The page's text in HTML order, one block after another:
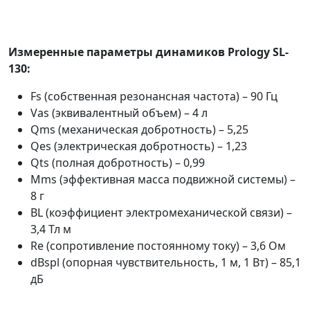
Измеренные параметры динамиков Prology SL-
130:
Fs (собственная резонансная частота) – 90 Гц
Vas (эквивалентный объем) – 4 л
Qms (механическая добротность) – 5,25
Qes (электрическая добротность) – 1,23
Qts (полная добротность) – 0,99
Mms (эффективная масса подвижной системы) –
8 г
BL (коэффициент электромеханической связи) –
3,4 Тл м
Re (сопротивление постоянному току) – 3,6 Ом
dBspl (опорная чувствительность, 1 м, 1 Вт) – 85,1
дБ